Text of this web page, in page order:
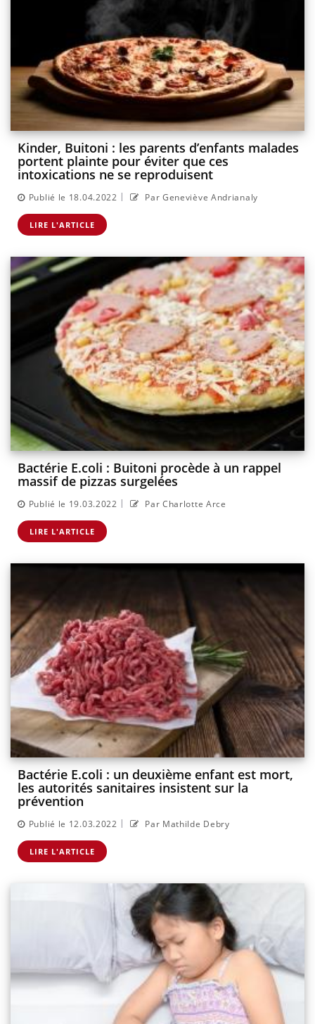
Kinder, Buitoni : les parents d’enfants malades
portent plainte pour éviter que ces
intoxications ne se reproduisent
Publié le 18.04.2022 | Par Geneviève Andrianaly
LIRE L'ARTICLE
Bactérie E.coli : Buitoni procède à un rappel
massif de pizzas surgelées
Publié le 19.03.2022 | Par Charlotte Arce
LIRE L'ARTICLE
Bactérie E.coli : un deuxième enfant est mort,
les autorités sanitaires insistent sur la
prévention
Publié le 12.03.2022 | Par Mathilde Debry
LIRE L'ARTICLE